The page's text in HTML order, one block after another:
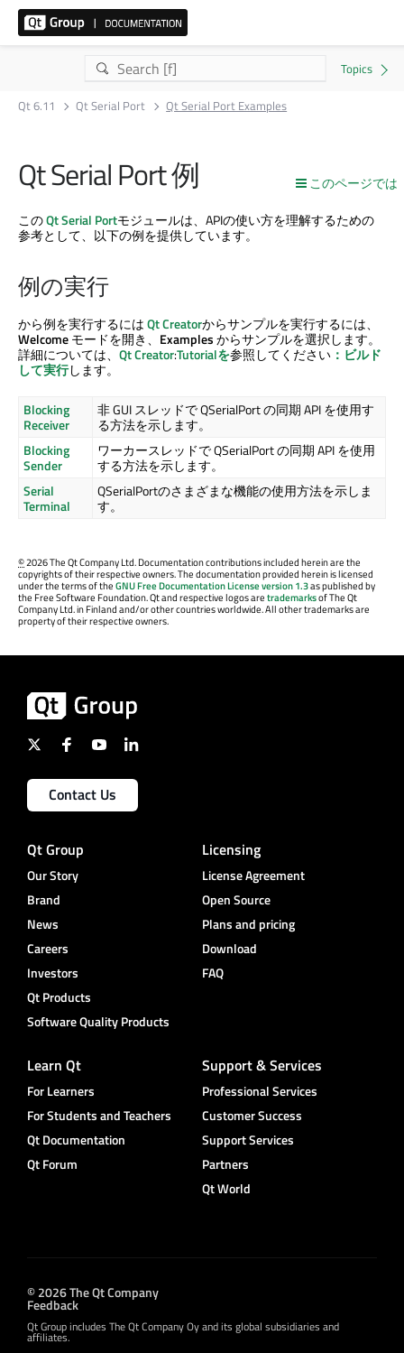
Qt 6.11 Qt Serial Port Qt Serial Port Examples
このページでは
Qt Serial Port例
このQt Serial Portモジュールは、APIの使い方を理解するための
参考として、以下の例を提供しています。
例の実行
から例を実行するにはQt Creatorからサンプルを実行するには、
Welcomeモードを開き、 Examplesからサンプルを選択します。
詳細については、 Qt Creator:Tutorialを参照してください ：ビルド
して実行します。
Blocking
Receiver
非 GUI スレッドで QSerialPort の同期 API を使用す
る方法を示します。
Blocking
Sender
ワーカースレッドで QSerialPort の同期 API を使用
する方法を示します。
Serial
Terminal
QSerialPortのさまざまな機能の使用方法を示しま
す。
©2026 The Qt Company Ltd. Documentation contributions included herein are the
copyrights of their respective owners. The documentation provided herein is licensed
under the terms of theGNU Free Documentation License version 1.3as published by
the Free Software Foundation. Qt and respective logos aretrademarksof The Qt
Company Ltd. in Finland and/or other countries worldwide. All other trademarks are
property of their respective owners.
Contact Us
Qt Group
Our Story
Brand
News
Careers
Investors
Qt Products
Software Quality Products
Licensing
License Agreement
Open Source
Plans and pricing
Download
FAQ
Learn Qt
For Learners
For Students and Teachers
Qt Documentation
Qt Forum
Support & Services
Professional Services
Customer Success
Support Services
Partners
Qt World
© 2026 The Qt Company
Feedback
Qt Group includes The Qt Company Oy and its global subsidiaries and
affiliates.